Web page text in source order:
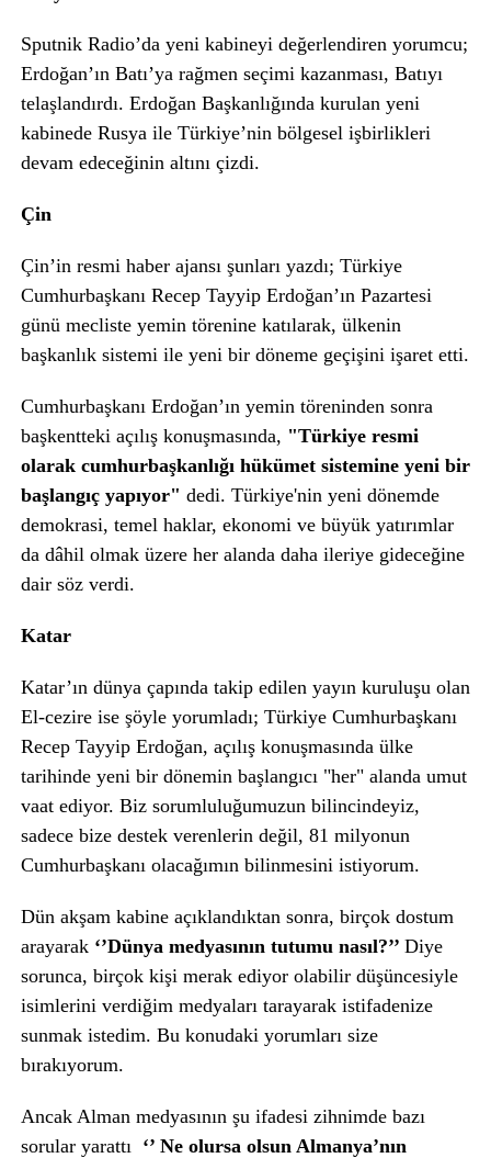
Sputnik Radio’da yeni kabineyi değerlendiren yorumcu;
Erdoğan’ın Batı’ya rağmen seçimi kazanması, Batıyı
telaşlandırdı. Erdoğan Başkanlığında kurulan yeni
kabinede Rusya ile Türkiye’nin bölgesel işbirlikleri
devam edeceğinin altını çizdi.
Çin
Çin’in resmi haber ajansı şunları yazdı; Türkiye
Cumhurbaşkanı Recep Tayyip Erdoğan’ın Pazartesi
günü mecliste yemin törenine katılarak, ülkenin
başkanlık sistemi ile yeni bir döneme geçişini işaret etti.
Cumhurbaşkanı Erdoğan’ın yemin töreninden sonra
başkentteki açılış konuşmasında, "Türkiye resmi
olarak cumhurbaşkanlığı hükümet sistemine yeni bir
başlangıç yapıyor" dedi. Türkiye'nin yeni dönemde
demokrasi, temel haklar, ekonomi ve büyük yatırımlar
da dâhil olmak üzere her alanda daha ileriye gideceğine
dair söz verdi.
Katar
Katar’ın dünya çapında takip edilen yayın kuruluşu olan
El-cezire ise şöyle yorumladı; Türkiye Cumhurbaşkanı
Recep Tayyip Erdoğan, açılış konuşmasında ülke
tarihinde yeni bir dönemin başlangıcı "her" alanda umut
vaat ediyor. Biz sorumluluğumuzun bilincindeyiz,
sadece bize destek verenlerin değil, 81 milyonun
Cumhurbaşkanı olacağımın bilinmesini istiyorum.
Dün akşam kabine açıklandıktan sonra, birçok dostum
arayarak ‘’Dünya medyasının tutumu nasıl?’’ Diye
sorunca, birçok kişi merak ediyor olabilir düşüncesiyle
isimlerini verdiğim medyaları tarayarak istifadenize
sunmak istedim. Bu konudaki yorumları size
bırakıyorum.
Ancak Alman medyasının şu ifadesi zihnimde bazı
sorular yarattı ‘’ Ne olursa olsun Almanya’nın